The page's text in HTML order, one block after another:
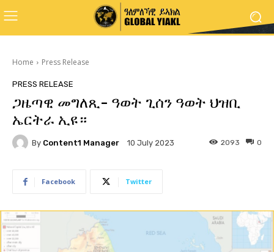
Home Press Release
PRESS RELEASE
ጋዜጣዊ መግለጺ- ዓወት ጊሰን ዓወት ህዝቢ
ኤርትራ ኢዩ።
By Content1 Manager 10 July 2023 0
2093
Facebook Twitter